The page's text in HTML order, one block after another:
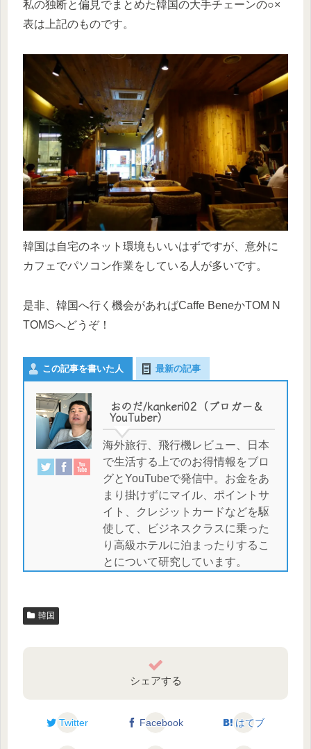
私の独断と偏見でまとめた韓国の大手チェーンの○×
表は上記のものです。
韓国は自宅のネット環境もいいはずですが、意外に
カフェでパソコン作業をしている人が多いです。
是非、韓国へ行く機会があればCaffe BeneかTOM N
TOMSへどうぞ！
この記事を書いた人 最新の記事
おのだ/kankeri02（ブロガー＆
YouTuber）
海外旅行、飛行機レビュー、日本
で生活する上でのお得情報をブロ
グとYouTubeで発信中。お金をあ
まり掛けずにマイル、ポイントサ
イト、クレジットカードなどを駆
使して、ビジネスクラスに乗った
り高級ホテルに泊まったりするこ
とについて研究しています。
韓国
シェアする
Twitter Facebook はてブ